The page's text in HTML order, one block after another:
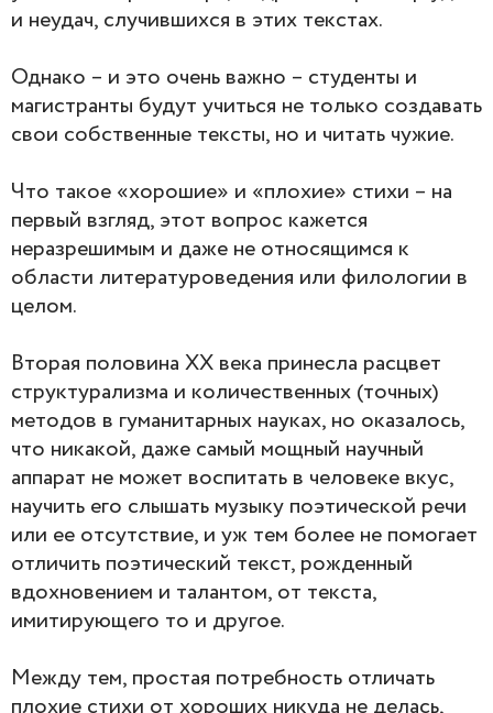
и неудач, случившихся в этих текстах.
Однако – и это очень важно – студенты и
магистранты будут учиться не только создавать
свои собственные тексты, но и читать чужие.
Что такое «хорошие» и «плохие» стихи – на
первый взгляд, этот вопрос кажется
неразрешимым и даже не относящимся к
области литературоведения или филологии в
целом.
Вторая половина ХХ века принесла расцвет
структурализма и количественных (точных)
методов в гуманитарных науках, но оказалось,
что никакой, даже самый мощный научный
аппарат не может воспитать в человеке вкус,
научить его слышать музыку поэтической речи
или ее отсутствие, и уж тем более не помогает
отличить поэтический текст, рожденный
вдохновением и талантом, от текста,
имитирующего то и другое.
Между тем, простая потребность отличать
плохие стихи от хороших никуда не делась,